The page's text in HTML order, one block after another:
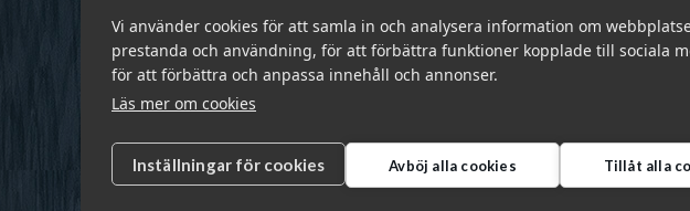
Vi använder cookies för att samla in och analysera information om
prestanda och användning, för att förbättra funktioner kopplade till sociala
för att förbättra och anpassa innehåll och annonser.
Läs mer om cookies
Inställningar för cookies Avböj alla cookies Tillåt alla
Garnr Sverige AB © 2026 | info@garnr.se 031 - 92